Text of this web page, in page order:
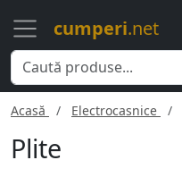
cumperi.net
Acasă Electrocasnice
Plite